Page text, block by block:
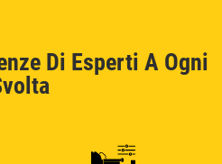
Di Esperti A Ogni